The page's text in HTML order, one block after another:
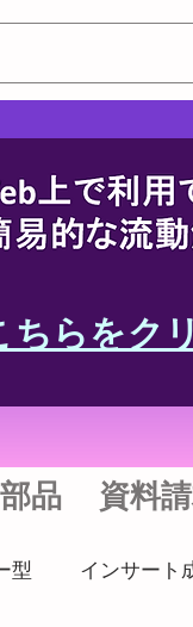
らをク
品 資料
型 インサート